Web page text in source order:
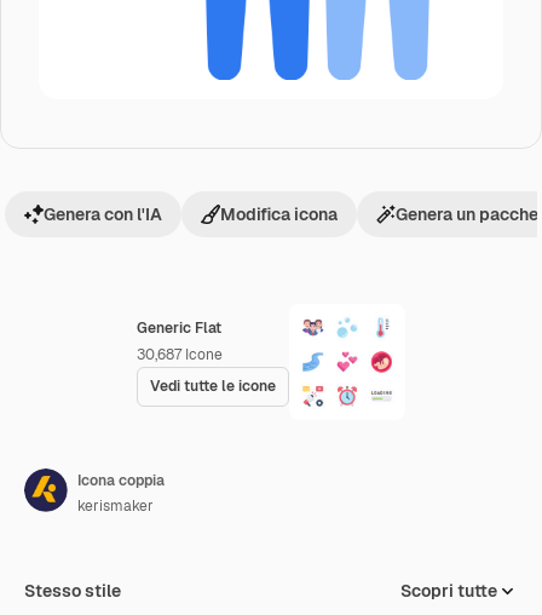
Generic Flat
30,687 Icone
Vedi tutte le icone
Genera con l'IA Modifica icona Genera un
Icona coppia
kerismaker
Stesso stile Scopri tutte